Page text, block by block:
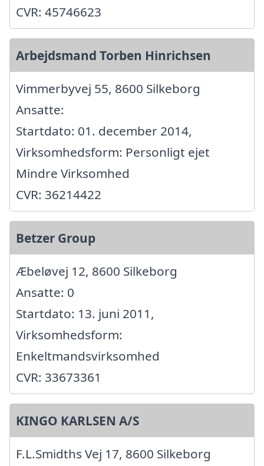
CVR: 45746623
Arbejdsmand Torben Hinrichsen
Vimmerbyvej 55, 8600 Silkeborg
Ansatte:
Startdato: 01. december 2014,
Virksomhedsform: Personligt ejet
Mindre Virksomhed
CVR: 36214422
Betzer Group
Æbeløvej 12, 8600 Silkeborg
Ansatte: 0
Startdato: 13. juni 2011,
Virksomhedsform:
Enkeltmandsvirksomhed
CVR: 33673361
KINGO KARLSEN A/S
F.L.Smidths Vej 17, 8600 Silkeborg